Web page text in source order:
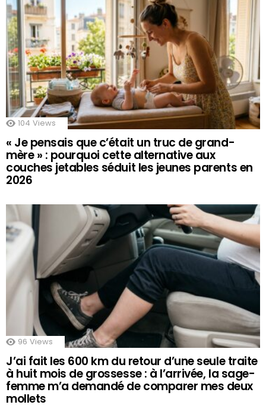
104 Views
« Je pensais que c’était un truc de grand-
mère » : pourquoi cette alternative aux
couches jetables séduit les jeunes parents en
2026
96 Views
J’ai fait les 600 km du retour d’une seule traite
à huit mois de grossesse : à l’arrivée, la sage-
femme m’a demandé de comparer mes deux
mollets